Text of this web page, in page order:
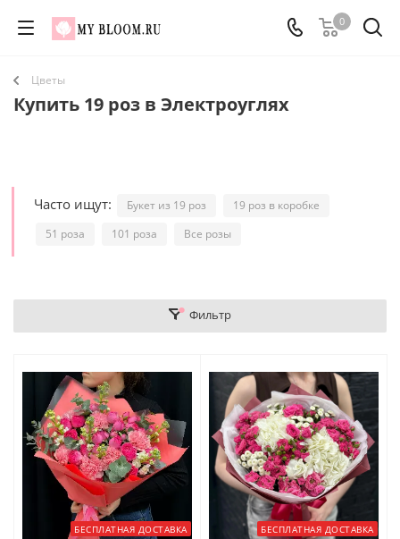
0
Цветы
Купить 19 роз в Электроуглях
Часто ищут: Букет из 19 роз
19 роз в коробке
51 роза
101 роза Все розы
Фильтр
БЕСПЛАТНАЯ ДОСТАВКА БЕСПЛАТНАЯ ДОСТАВКА